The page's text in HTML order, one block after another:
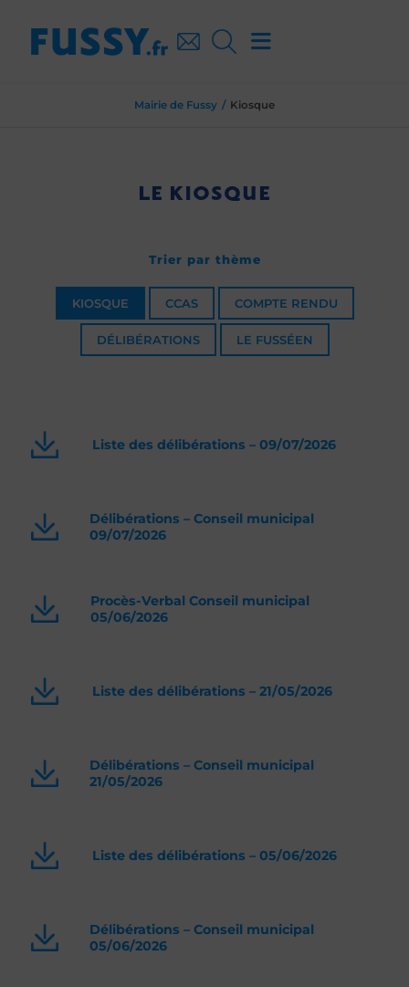
Mairie de Fussy Kiosque
LE KIOSQUE
Trier par thème
KIOSQUE CCAS COMPTE RENDU
DÉLIBÉRATIONS LE FUSSÉEN
Liste des délibérations – 09/07/2026
Délibérations – Conseil municipal
09/07/2026
Procès-Verbal Conseil municipal
05/06/2026
Liste des délibérations – 21/05/2026
Délibérations – Conseil municipal
21/05/2026
Liste des délibérations – 05/06/2026
Délibérations – Conseil municipal
05/06/2026